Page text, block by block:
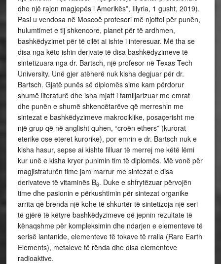
dhe një rajon magjepës i Amerikës”, Illyria, 1 gusht, 2019).
Pasi u vendosa në Moscoë profesori më njoftoi për punën,
hulumtimet e tij shkencore, planet për të ardhmen,
bashkëdyzimet për të cilët ai ishte i interesuar. Më tha se
disa nga këto ishin derivate të disa bashkëdyzimeve të
sintetizuara nga dr. Bartsch, një profesor në Texas Tech
University. Unë gjer atëherë nuk kisha degjuar për dr.
Bartsch. Gjatë punës së diplomës sime kam përdorur
shumë literaturë dhe isha mjaft i familjarizuar me emrat
dhe punën e shumë shkencëtarëve që merreshin me
sintezat e bashkëdyzimeve makrociklike, posaçerisht me
një grup që në anglisht quhen, “croën ethers” (kurorat
eterike ose eteret kurorike), por emrin e dr. Bartsch nuk e
kisha hasur, sepse ai kishte filluar të merrej me këtë lëmi
kur unë e kisha kryer punimin tim të diplomës. Më vonë për
magjistraturën time jam marrur me sintezat e disa
derivateve të vitaminës B6. Duke e shfrytëzuar përvojën
time dhe pasionin e përkushtimin për sintezat organike
arrita që brenda një kohe të shkurtër të sintetizoja një seri
të gjërë të këtyre bashkëdyzimeve që jepnin rezultate të
kënaqshme për kompleksimin dhe ndarjen e elementeve të
serisë lantanide, elementeve të tokave të rralla (Rare Earth
Elements), metaleve të rënda dhe disa elementeve
radioaktive.